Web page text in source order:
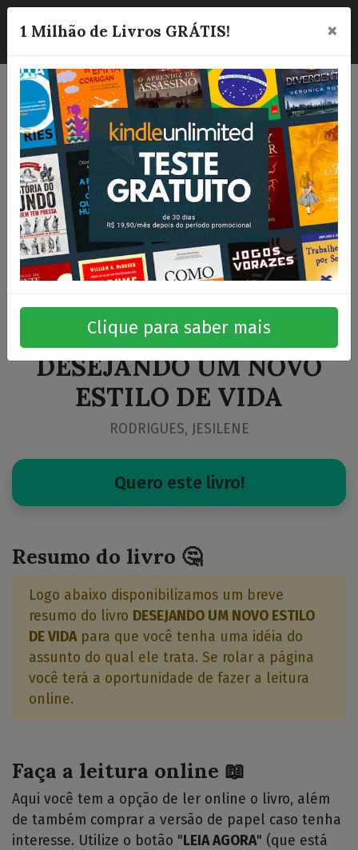
☰
DESEJANDO UM NOVO
ESTILO DE VIDA
RODRIGUES, JESILENE
Quero este livro!
Resumo do livro 🤔
Logo abaixo disponibilizamos um breve
resumo do livro DESEJANDO UM NOVO ESTILO
DE VIDApara que você tenha uma idéia do
assunto do qual ele trata. Se rolar a página
você terá a oportunidade de fazer a leitura
online.
Faça a leitura online 📖
Aqui você tem a opção de ler online o livro, além
de também comprar a versão de papel caso tenha
interesse. Utilize o botão " LEIA AGORA" (que está
1 Milhão de Livros GRÁTIS! ×
Clique para saber mais